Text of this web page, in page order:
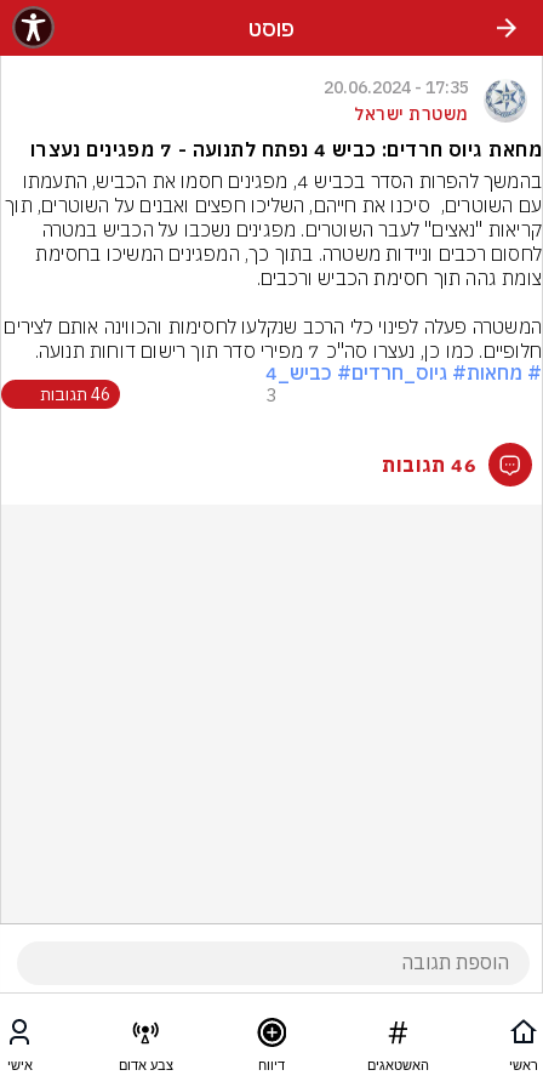
פוסט
17:35 - 20.06.2024
משטרת ישראל
מחאת גיוס חרדים: כביש 4 נפתח לתנועה - 7 מפגינים נעצרו
עם השוטרים,  סיכנו את חייהם, השליכו חפצים ואבנים על השוטרים, תוך
לחסום רכבים וניידות משטרה. בתוך כך, המפגינים המשיכו בחסימת
חלופיים. כמו כן, נעצרו סה"כ 7 מפירי סדר תוך רישום דוחות תנועה.
# מחאות# גיוס_חרדים# כביש_4
3 46 תגובות
46 תגובות
ראשי האשטאגים דיווח צבע אדום אישי